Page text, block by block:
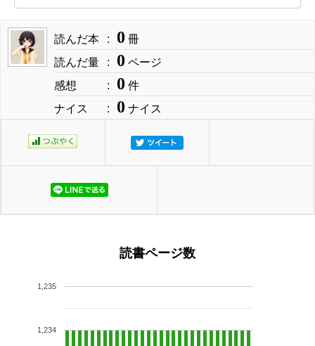
読んだ本 0 冊
読んだ量
0 ページ
感想
0 件
ナイス
0 ナイス
読書ページ数
1,234
1,235